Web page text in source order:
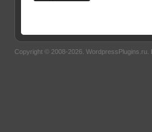
Copyright © 2008-2026. WordpressPlugins.ru